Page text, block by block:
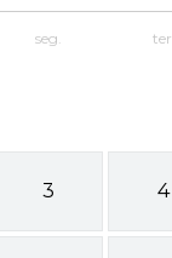
seg. ter.
3 4